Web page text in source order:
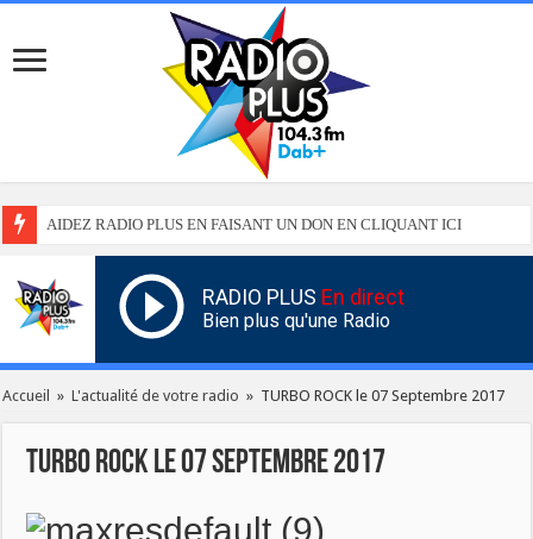
AIDEZ RADIO PLUS EN FAISANT UN DON EN CLIQUANT ICI
RADIO PLUS En direct
Bien plus qu'une Radio
Accueil » L'actualité de votre radio » TURBO ROCK le 07 Septembre 2017
TURBO ROCK le 07 Septembre 2017